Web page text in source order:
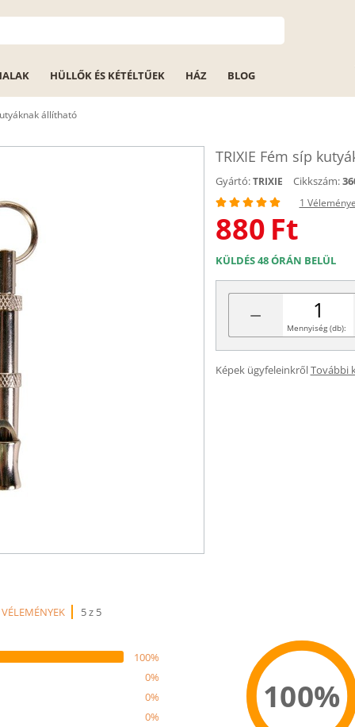
HÜLLŐK ÉS KÉTÉLTŰEK HÁZ BLOG
állítható
TRIXIE Fém síp
Gyártó: TRIXIE Cikkszám:
1
880 Ft
KÜLDÉS 48 ÓRÁN BELÜL
− Mennyiség (db):
Képek ügyfeleinkrőlTovábbi
5 z 5
100%
0%
0%
0%
100%